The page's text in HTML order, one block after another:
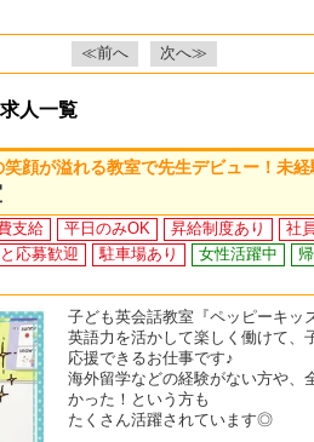
≪前へ 次へ≫
人一覧
顔が溢れる教室で先生デビュー！未
支給 平日のみOK 昇給制度あり
社
応募歓迎 駐車場あり 女性活躍中
子ども英会話教室『ペッピーキッ
英語力を活かして楽しく働けて、
応援できるお仕事です♪
海外留学などの経験がない方や、
かった！という方も
たくさん活躍されています◎